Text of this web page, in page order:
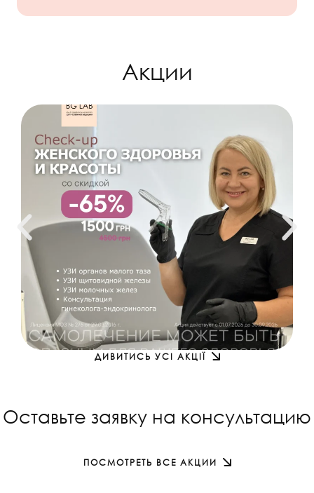
Акции
ДИВИТИСЬ УСІ АКЦІЇ
Оставьте заявку на консультацию
ПОСМОТРЕТЬ ВСЕ АКЦИИ